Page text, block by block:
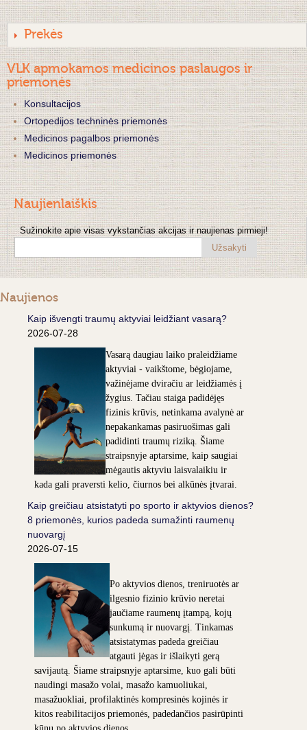
Prekės
VLK apmokamos medicinos paslaugos ir
priemonės
Konsultacijos
Ortopedijos techninės priemonės
Medicinos pagalbos priemonės
Medicinos priemonės
Naujienlaiškis
Sužinokite apie visas vykstančias akcijas ir naujienas pirmieji!
Užsakyti
Naujienos
Kaip išvengti traumų aktyviai leidžiant vasarą?
2026-07-28
Vasarą daugiau laiko praleidžiame
aktyviai - vaikštome, bėgiojame,
važinėjame dviračiu ar leidžiamės į
žygius. Tačiau staiga padidėjęs
fizinis krūvis, netinkama avalynė ar
nepakankamas pasiruošimas gali
padidinti traumų riziką. Šiame
straipsnyje aptarsime, kaip saugiai
mėgautis aktyviu laisvalaikiu ir
kada gali praversti kelio, čiurnos bei alkūnės įtvarai.
Kaip greičiau atsistatyti po sporto ir aktyvios dienos?
8 priemonės, kurios padeda sumažinti raumenų
nuovargį
2026-07-15
Po aktyvios dienos, treniruotės ar
ilgesnio fizinio krūvio neretai
jaučiame raumenų įtampą, kojų
sunkumą ir nuovargį. Tinkamas
atsistatymas padeda greičiau
atgauti jėgas ir išlaikyti gerą
savijautą. Šiame straipsnyje aptarsime, kuo gali būti
naudingi masažo volai, masažo kamuoliukai,
masažuokliai, profilaktinės kompresinės kojinės ir
kitos reabilitacijos priemonės, padedančios pasirūpinti